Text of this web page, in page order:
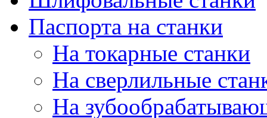
Паспорта на станки
На токарные станки
На сверлильные
На